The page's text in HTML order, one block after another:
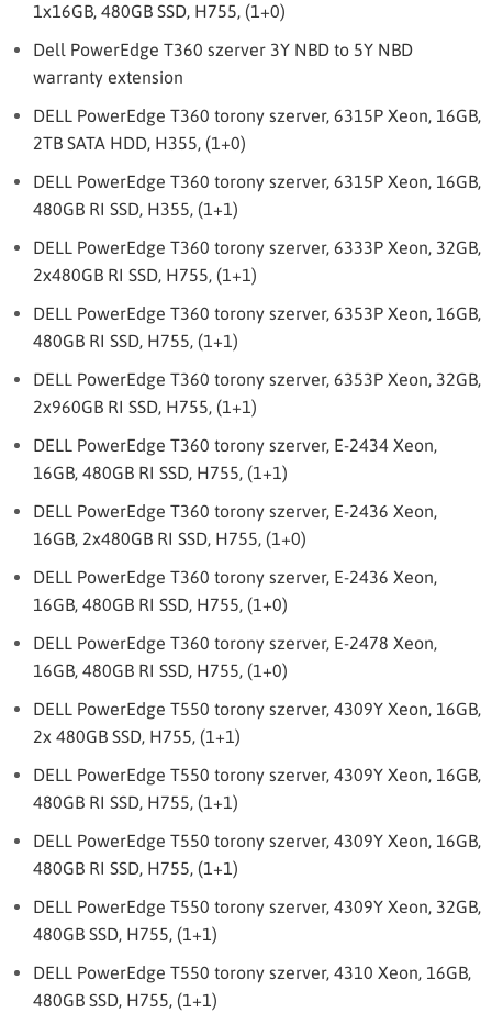
1x16GB, 480GB SSD, H755, (1+0)
Dell PowerEdge T360 szerver 3Y NBD to 5Y NBD
warranty extension
DELL PowerEdge T360 torony szerver, 6315P Xeon, 16GB,
2TB SATA HDD, H355, (1+0)
DELL PowerEdge T360 torony szerver, 6315P Xeon, 16GB,
480GB RI SSD, H355, (1+1)
DELL PowerEdge T360 torony szerver, 6333P Xeon, 32GB,
2x480GB RI SSD, H755, (1+1)
DELL PowerEdge T360 torony szerver, 6353P Xeon, 16GB,
480GB RI SSD, H755, (1+1)
DELL PowerEdge T360 torony szerver, 6353P Xeon, 32GB,
2x960GB RI SSD, H755, (1+1)
DELL PowerEdge T360 torony szerver, E-2434 Xeon,
16GB, 480GB RI SSD, H755, (1+1)
DELL PowerEdge T360 torony szerver, E-2436 Xeon,
16GB, 2x480GB RI SSD, H755, (1+0)
DELL PowerEdge T360 torony szerver, E-2436 Xeon,
16GB, 480GB RI SSD, H755, (1+0)
DELL PowerEdge T360 torony szerver, E-2478 Xeon,
16GB, 480GB RI SSD, H755, (1+0)
DELL PowerEdge T550 torony szerver, 4309Y Xeon, 16GB,
2x 480GB SSD, H755, (1+1)
DELL PowerEdge T550 torony szerver, 4309Y Xeon, 16GB,
480GB RI SSD, H755, (1+1)
DELL PowerEdge T550 torony szerver, 4309Y Xeon, 16GB,
480GB RI SSD, H755, (1+1)
DELL PowerEdge T550 torony szerver, 4309Y Xeon, 32GB,
480GB SSD, H755, (1+1)
DELL PowerEdge T550 torony szerver, 4310 Xeon, 16GB,
480GB SSD, H755, (1+1)